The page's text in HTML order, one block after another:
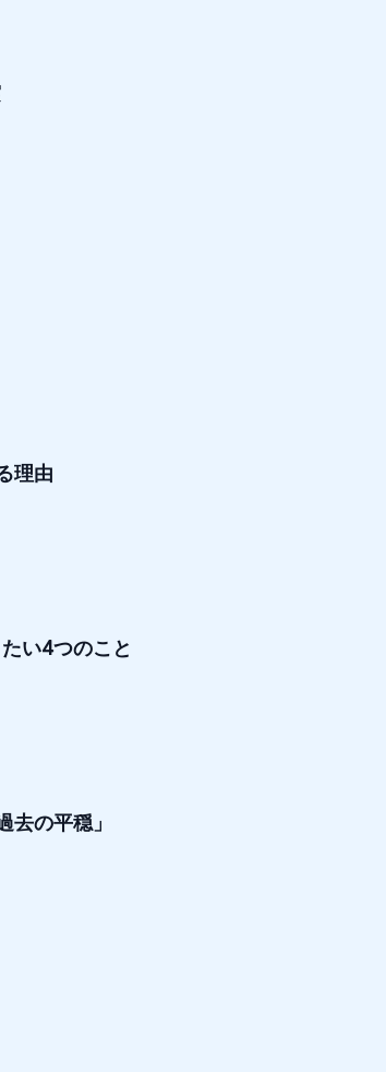
理由
い4つのこと
の平穏」